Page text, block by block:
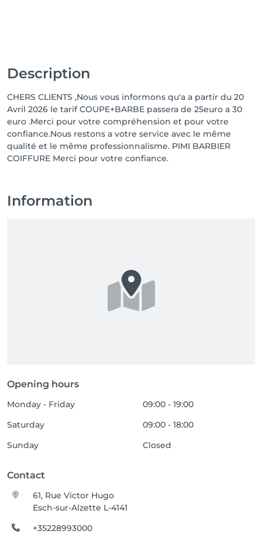
Description
CHERS CLIENTS ,Nous vous informons qu'a a partir du 20
Avril 2026 le tarif COUPE+BARBE passera de 25euro a 30
euro .Merci pour votre compréhension et pour votre
confiance.Nous restons a votre service avec le même
qualité et le même professionnalisme. PIMI BARBIER
COIFFURE Merci pour votre confiance.
Information
Opening hours
Monday - Friday
09:00 - 19:00
Saturday
09:00 - 18:00
Sunday
Closed
Contact
61, Rue Victor Hugo
Esch-sur-Alzette L-4141
+35228993000